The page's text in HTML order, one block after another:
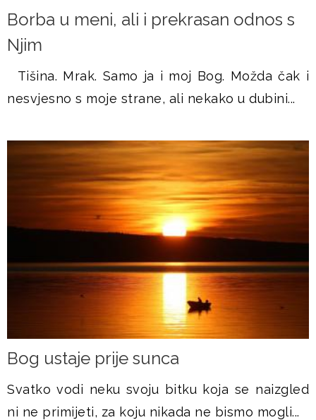
Borba u meni, ali i prekrasan odnos s
Njim
Tišina. Mrak. Samo ja i moj Bog. Možda čak i
nesvjesno s moje strane, ali nekako u dubini...
Bog ustaje prije sunca
Svatko vodi neku svoju bitku koja se naizgled
ni ne primijeti, za koju nikada ne bismo mogli...